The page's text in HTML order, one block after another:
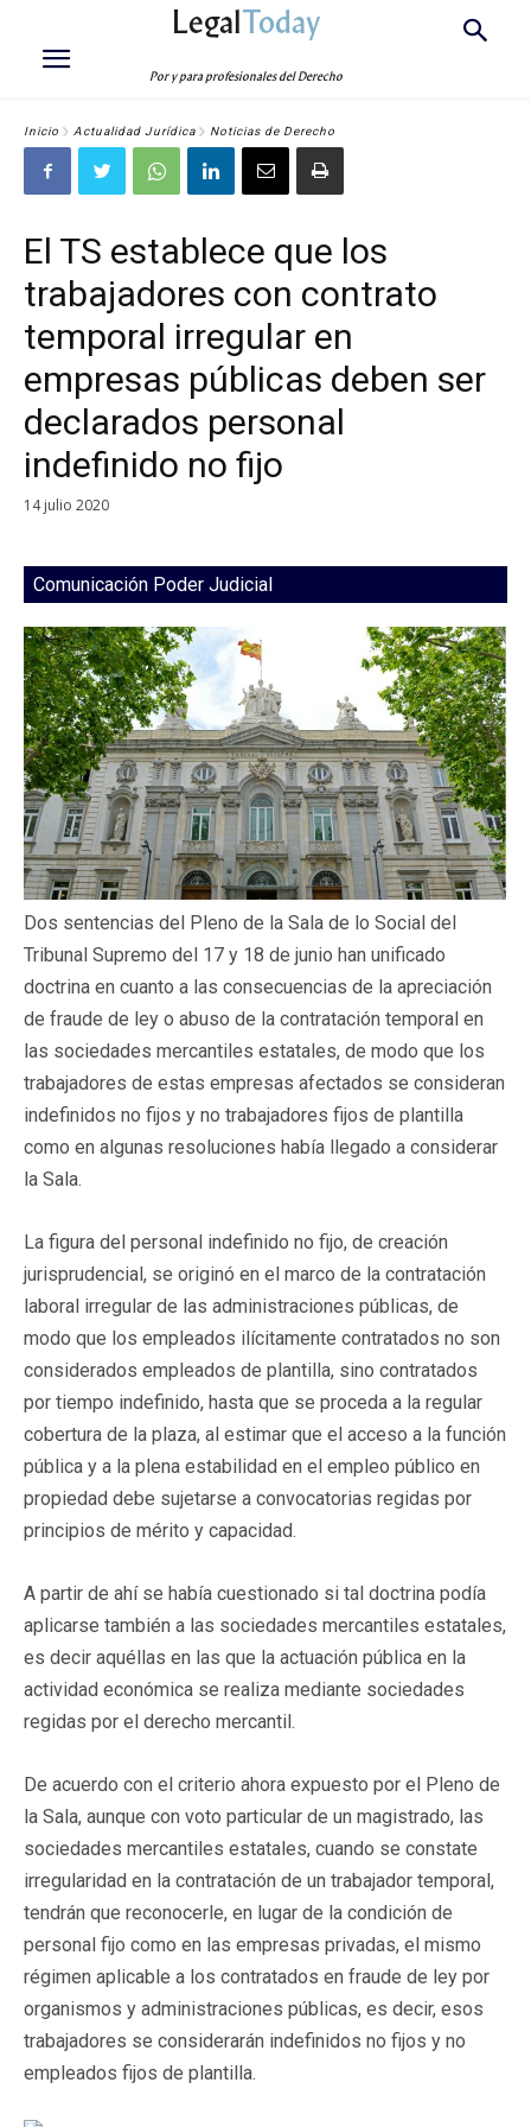
LegalToday
Por y para profesionales del Derecho
Inicio Actualidad Jurídica Noticias de Derecho
El TS establece que los
trabajadores con contrato
temporal irregular en
empresas públicas deben ser
declarados personal
indefinido no fijo
14 julio 2020
Comunicación Poder Judicial
Dos sentencias del Pleno de la Sala de lo Social del
Tribunal Supremo del 17 y 18 de junio han unificado
doctrina en cuanto a las consecuencias de la apreciación
de fraude de ley o abuso de la contratación temporal en
las sociedades mercantiles estatales, de modo que los
trabajadores de estas empresas afectados se consideran
indefinidos no fijos y no trabajadores fijos de plantilla
como en algunas resoluciones había llegado a considerar
la Sala.
La figura del personal indefinido no fijo, de creación
jurisprudencial, se originó en el marco de la contratación
laboral irregular de las administraciones públicas, de
modo que los empleados ilícitamente contratados no son
considerados empleados de plantilla, sino contratados
por tiempo indefinido, hasta que se proceda a la regular
cobertura de la plaza, al estimar que el acceso a la función
pública y a la plena estabilidad en el empleo público en
propiedad debe sujetarse a convocatorias regidas por
principios de mérito y capacidad.
A partir de ahí se había cuestionado si tal doctrina podía
aplicarse también a las sociedades mercantiles estatales,
es decir aquéllas en las que la actuación pública en la
actividad económica se realiza mediante sociedades
regidas por el derecho mercantil.
De acuerdo con el criterio ahora expuesto por el Pleno de
la Sala, aunque con voto particular de un magistrado, las
sociedades mercantiles estatales, cuando se constate
irregularidad en la contratación de un trabajador temporal,
tendrán que reconocerle, en lugar de la condición de
personal fijo como en las empresas privadas, el mismo
régimen aplicable a los contratados en fraude de ley por
organismos y administraciones públicas, es decir, esos
trabajadores se considerarán indefinidos no fijos y no
empleados fijos de plantilla.